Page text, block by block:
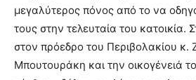
μεγαλύτερος πόνος από το να
τους στην τελευταία του κατοικία.
στον πρόεδρο του Περιβολακίου
Μπουτουράκη και την οικογένειά